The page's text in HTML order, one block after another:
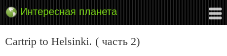
Интересная планета
Cartrip to Helsinki. ( часть 2)